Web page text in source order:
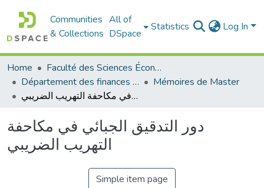
Communities
& Collections
All of
DSpace
Statistics Log In
Home
Faculté des Sciences Économiques Commerciales et des Sciences de Gestion
Département des finances et de comptabilité
Mémoires de Master
دور التدقيق الجبائي في مكاحفة التهريب الضريبي
دور التدقيق الجبائي في مكاحفة
التهريب الضريبي
Simple item page